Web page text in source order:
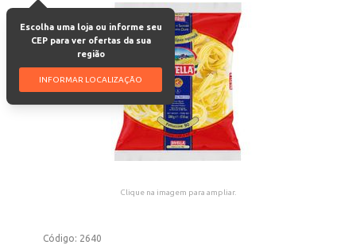
Escolha uma loja ou informe seu
CEP para ver ofertas da sua
região
INFORMAR LOCALIZAÇÃO
Clique na imagem para ampliar.
Código: 2640